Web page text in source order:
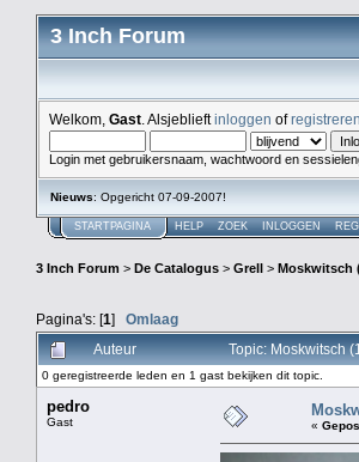
3 Inch Forum
Welkom, Gast . Alsjeblieftinloggen ofregistreren
Login met gebruikersnaam, wachtwoord en
Nieuws: Opgericht 07-09-2007!
STARTPAGINA HELP ZOEK INLOGGEN
3 Inch Forum > De Catalogus > Grell > Moskwitsch
Pagina's: [1] Omlaag
Auteur
Topic: Moskwitsch
0 geregistreerde leden en 1 gast bekijken dit topic.
pedro
Gast «